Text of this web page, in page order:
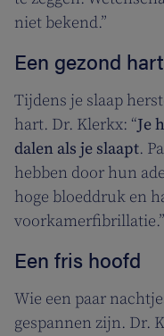
niet bekend.”
Een gezond hart
Tijdens je slaap
hart. Dr. Klerkx: “Je
dalen als je slaapt.
hebben door hun
hoge bloeddruk en
voorkamerfibrillatie.”
Een fris hoofd
Wie een paar
gespannen zijn. Dr.